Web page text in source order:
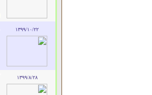
۱۳۹۹/۱۰/۲۲
۱۳۹۹/۸/۲۸